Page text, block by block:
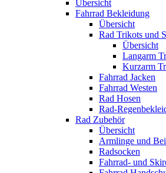
Übersicht
Fahrrad Bekleidung
Übersicht
Rad Trikots und
Übersicht
Langarm
Kurzarm
Fahrrad Jacken
Fahrrad Westen
Rad Hosen
Rad-
Rad Zubehör
Übersicht
Armlinge und
Radsocken
Fahrrad- und